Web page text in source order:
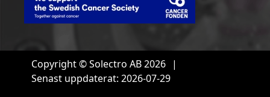
Copyright © Solectro AB 2026 |
Senast uppdaterat: 2026-07-29